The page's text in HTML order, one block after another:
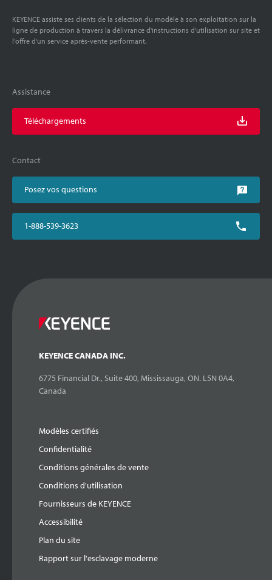
KEYENCE assiste ses clients de la sélection du modèle à son exploitation sur la
ligne de production à travers la délivrance d'instructions d'utilisation sur site et
l'offre d'un service après-vente performant.
Assistance
Téléchargements
Contact
Posez vos questions
1-888-539-3623
KEYENCE CANADA INC.
6775 Financial Dr., Suite 400, Mississauga, ON. L5N 0A4,
Canada
Modèles certifiés
Confidentialité
Conditions générales de vente
Conditions d'utilisation
Fournisseurs de KEYENCE
Accessibilité
Plan du site
Rapport sur l'esclavage moderne